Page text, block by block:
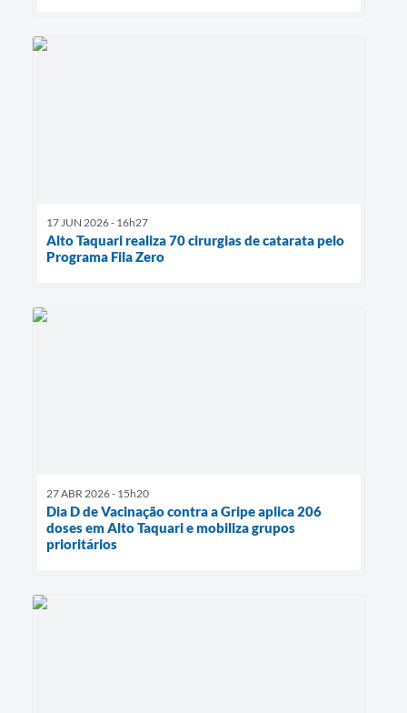
17 JUN 2026 - 16h27
Alto Taquari realiza 70 cirurgias de catarata pelo
Programa Fila Zero
27 ABR 2026 - 15h20
Dia D de Vacinação contra a Gripe aplica 206
doses em Alto Taquari e mobiliza grupos
prioritários